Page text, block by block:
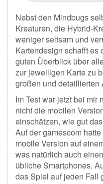
Nebst den Mindbugs
Kreaturen, die Hybrid-
weniger seltsam und
Kartendesign schafft es
guten Überblick über
zur jeweiligen Karte zu
großen und detaillierten
Im Test war jetzt bei mir
nicht die mobilen
einschätzen, wie gut
Auf der gamescom
mobile Version auf
was natürlich auch
übliche Smartphones.
das Spiel auf jeden Fall